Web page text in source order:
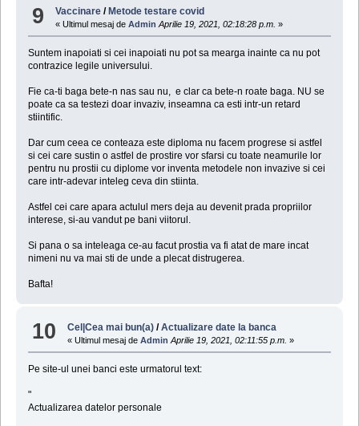
9 Vaccinare / Metode testare covid
« Ultimul mesaj deAdmin Aprilie 19, 2021, 02:18:28 p.m. »
Suntem inapoiati si cei inapoiati nu pot sa mearga inainte ca nu pot
contrazice legile universului.
Fie ca-ti baga bete-n nas sau nu, e clar ca bete-n roate baga. NU se
poate ca sa testezi doar invaziv, inseamna ca esti intr-un retard
stiintific.
Dar cum ceea ce conteaza este diploma nu facem progrese si astfel
si cei care sustin o astfel de prostire vor sfarsi cu toate neamurile lor
pentru nu prostii cu diplome vor inventa metodele non invazive si cei
care intr-adevar inteleg ceva din stiinta.
Astfel cei care apara actulul mers deja au devenit prada propriilor
interese, si-au vandut pe bani viitorul.
Si pana o sa inteleaga ce-au facut prostia va fi atat de mare incat
nimeni nu va mai sti de unde a plecat distrugerea.
Bafta!
10 Cel|Cea mai bun(a) /Actualizare date la banca
« Ultimul mesaj deAdmin Aprilie 19, 2021, 02:11:55 p.m. »
Pe site-ul unei banci este urmatorul text:
"
Actualizarea datelor personale